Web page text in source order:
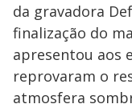
da gravadora
finalização do
apresentou aos
reprovaram o
atmosfera